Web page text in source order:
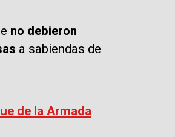
no debieron
a sabiendas de
de la Armada